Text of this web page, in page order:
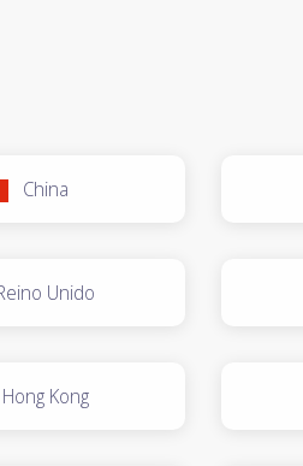
China
Unido
Hong Kong